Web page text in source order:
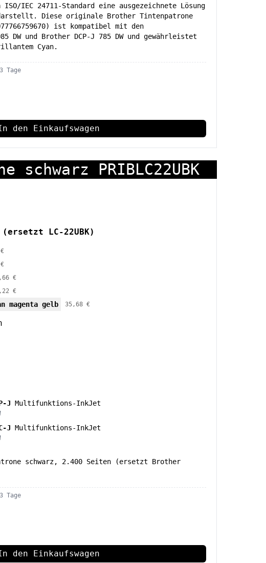
IEC 24711-Standard eine ausgezeichnete Lösung
darstellt. Diese originale Brother Tintenpatrone
ist kompatibel mit den
DW und Brother DCP-J 785 DW und gewährleistet
Cyan.
Tage
den Einkaufswagen
PRIBLC22UBK
(ersetzt LC-22UBK)
€
€
magenta gelb 35,68 €
J Multifunktions-InkJet
J Multifunktions-InkJet
schwarz, 2.400 Seiten (ersetzt Brother
Tage
den Einkaufswagen